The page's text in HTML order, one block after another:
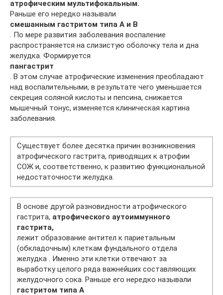
атрофическим мультифокальным.
Раньше его нередко называли
смешанным гастритом типа А и В
. По мере развития заболевания воспаление
распространяется на слизистую оболочку тела и дна
желудка. Формируется
пангастрит
. В этом случае атрофические изменения преобладают
над воспалительными, в результате чего уменьшается
секреция соляной кислоты и пепсина, снижается
мышечный тонус, изменяется клиническая картина
заболевания.
Существует более десятка причин возникновения
атрофического гастрита, приводящих к атрофии
СОЖ и, соответственно, к развитию функциональной
недостаточности желудка.
В основе другой разновидности атрофического
гастрита, атрофического аутоиммунного
гастрита,
лежит образование антител к париетальным
(обкладочным) клеткам фундального отдела
желудка . Именно эти клетки отвечают за
выработку целого ряда важнейших составляющих
желудочного сока. Раньше его нередко называли
гастритом типа А